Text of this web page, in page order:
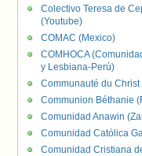
Colectivo Teresa de
(Youtube)
COMAC (Mexico)
COMHOCA
y Lesbiana-Perú)
Communauté du
Communion Béthanie
Comunidad Anawin
Comunidad Católica
Comunidad Cristiana